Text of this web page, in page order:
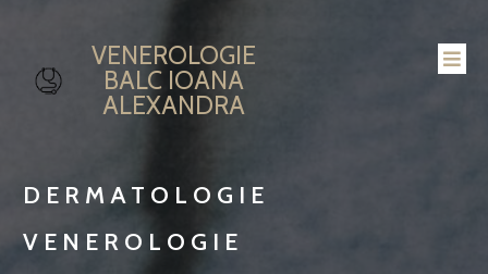
VENEROLOGIE
BALC IOANA
ALEXANDRA
DERMATOLOGIE
VENEROLOGIE